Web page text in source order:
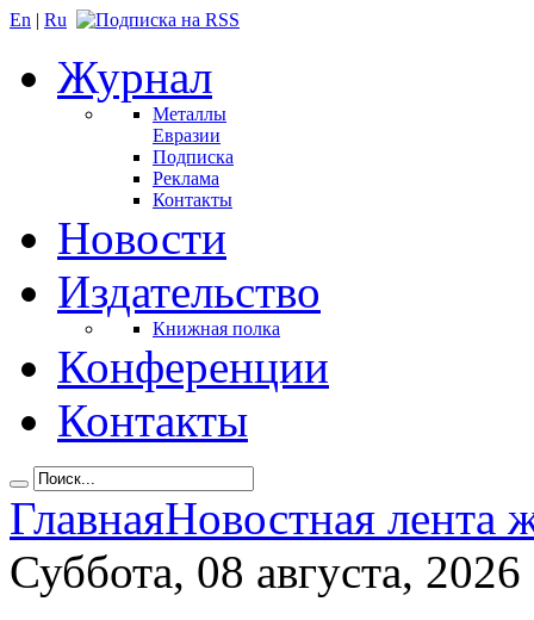
En | Ru
Журнал
Металлы
Евразии
Подписка
Реклама
Контакты
Новости
Издательство
Книжная полка
Конференции
Контакты
ГлавнаяНовостная лента
Суббота, 08 августа, 2026